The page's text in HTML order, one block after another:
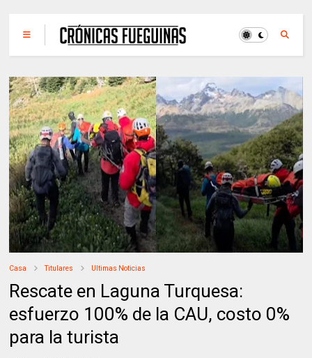
Casa Titulares Ultimas Noticias
Rescate en Laguna Turquesa:
esfuerzo 100% de la CAU, costo 0%
para la turista